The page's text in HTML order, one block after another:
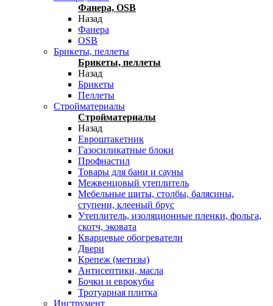
Фанера, OSB
Назад
Фанера
OSB
Брикеты, пеллеты
Брикеты, пеллеты
Назад
Брикеты
Пеллеты
Стройматериалы
Стройматериалы
Назад
Евроштакетник
Газосиликатные блоки
Профнастил
Товары для бани и сауны
Межвенцовый утеплитель
Мебельные щиты, столбы, балясины,
ступени, клееный брус
Утеплитель, изоляционные пленки, фольга,
скотч, эковата
Кварцевые обогреватели
Двери
Крепеж (метизы)
Антисептики, масла
Бочки и еврокубы
Тротуарная плитка
Инструмент